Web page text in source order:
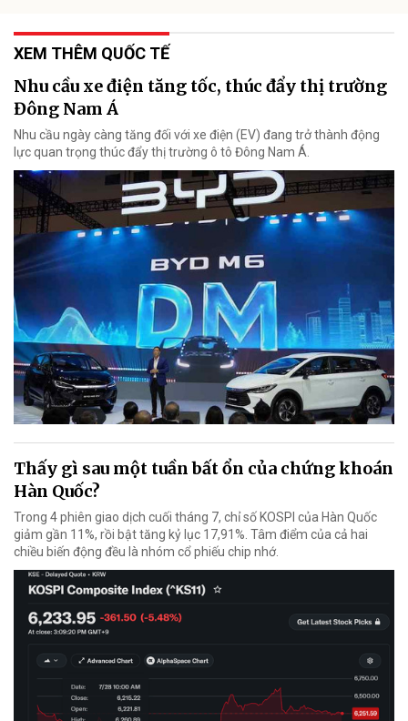
XEM THÊM QUỐC TẾ
Nhu cầu xe điện tăng tốc, thúc đẩy thị trường
Đông Nam Á
Nhu cầu ngày càng tăng đối với xe điện (EV) đang trở thành động
lực quan trọng thúc đẩy thị trường ô tô Đông Nam Á.
Thấy gì sau một tuần bất ổn của chứng khoán
Hàn Quốc?
Trong 4 phiên giao dịch cuối tháng 7, chỉ số KOSPI của Hàn Quốc
giảm gần 11%, rồi bật tăng kỷ lục 17,91%. Tâm điểm của cả hai
chiều biến động đều là nhóm cổ phiếu chip nhớ.